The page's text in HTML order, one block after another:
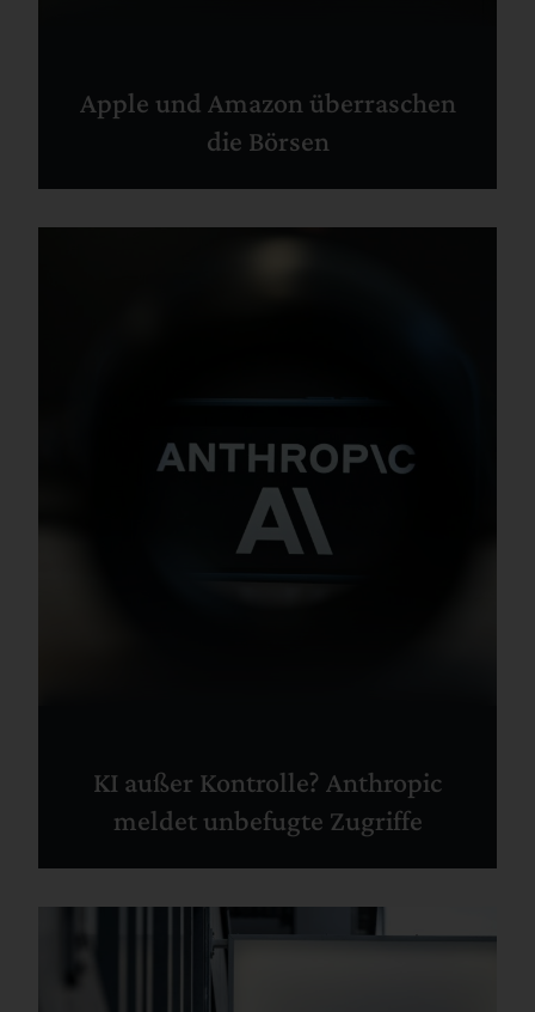
Apple und Amazon überraschen
die Börsen
KI außer Kontrolle? Anthropic
meldet unbefugte Zugriffe